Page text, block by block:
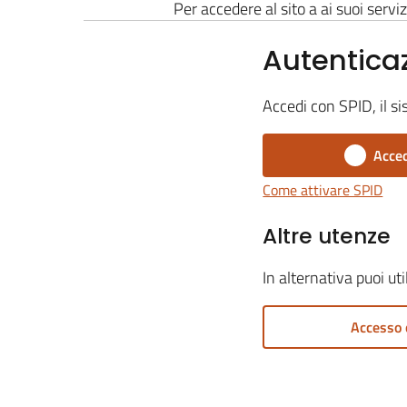
Per accedere al sito a ai suoi
Accedi con SPID, il
Come attivare SPID
Altre utenze
In alternativa puoi